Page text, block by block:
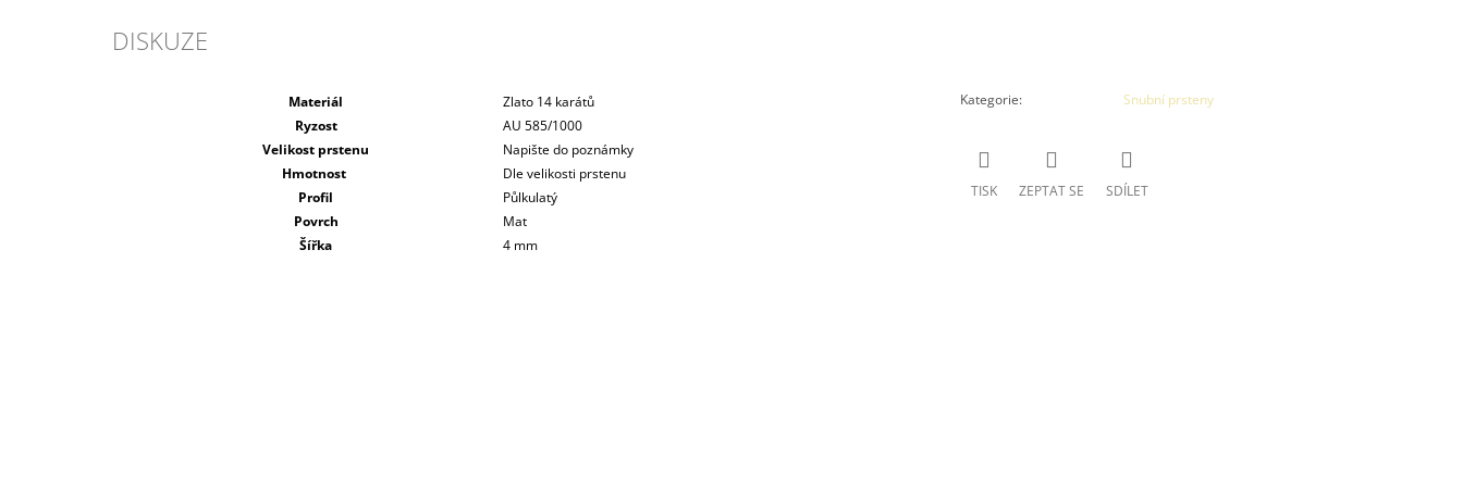
DISKUZE
Materiál
Zlato 14 karátů
Ryzost
AU 585/1000
Velikost prstenu
Napište do poznámky
Hmotnost
Dle velikosti prstenu
Profil
Půlkulatý
Povrch
Mat
Šířka
4 mm
Kategorie: Snubní prsteny
TISK ZEPTAT SE SDÍLET